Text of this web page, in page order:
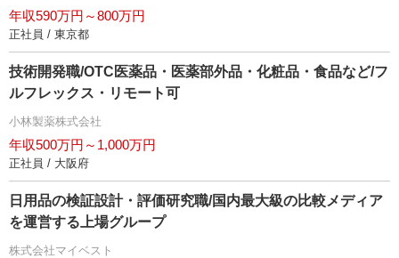
年収590万円～800万円
正社員 / 東京都
技術開発職/OTC医薬品・医薬部外品・化粧品・食品など/フ
ルフレックス・リモート可
小林製薬株式会社
年収500万円～1,000万円
正社員 / 大阪府
日用品の検証設計・評価研究職/国内最大級の比較メディア
を運営する上場グループ
株式会社マイベスト